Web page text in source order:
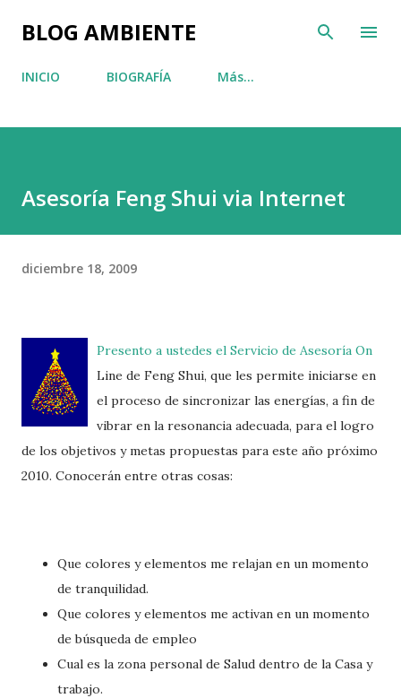
Ir al contenido principal
BLOG AMBIENTE
INICIO BIOGRAFÍA Más…
Asesoría Feng Shui via Internet
diciembre 18, 2009
Presento a ustedes el Servicio de Asesoría On
Line de Feng Shui, que les permite iniciarse en
el proceso de sincronizar las energías, a fin de
vibrar en la resonancia adecuada, para el logro
de los objetivos y metas propuestas para este año próximo
2010. Conocerán entre otras cosas:
Que colores y elementos me relajan en un momento
de tranquilidad.
Que colores y elementos me activan en un momento
de búsqueda de empleo
Cual es la zona personal de Salud dentro de la Casa y
trabajo.